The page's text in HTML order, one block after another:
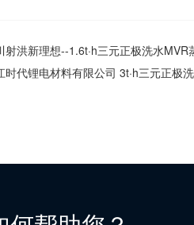
射洪新理想--1.6t·h三元正极洗水MVR
时代锂电材料有限公司 3t·h三元正极